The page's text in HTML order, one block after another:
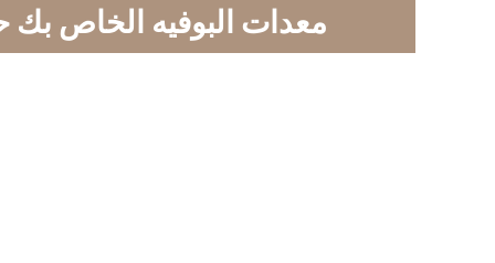
معدات البوفيه الخاص